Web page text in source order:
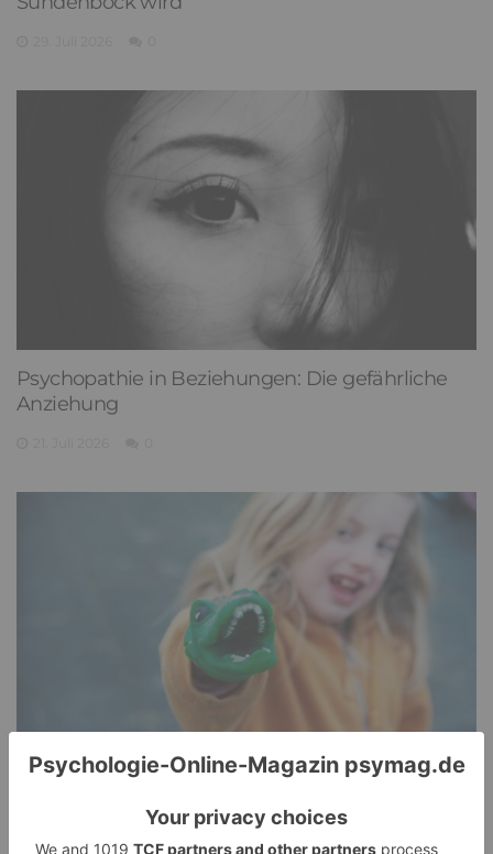
Psychopathie in Beziehungen: Die gefährliche
Anziehung
Pathological Demand Avoidance: Umgang mit
PANDA-Kindern – Kinder mit starkem
Autonomiebedürfnis (2)